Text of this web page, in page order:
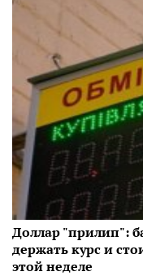
Доллар "прилип":
держать курс и
этой неделе